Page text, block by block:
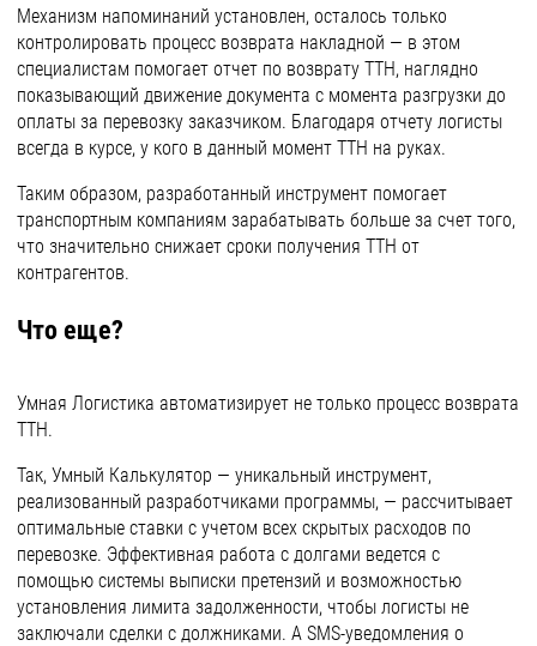
Механизм напоминаний установлен, осталось только
контролировать процесс возврата накладной — в этом
специалистам помогает отчет по возврату ТТН, наглядно
показывающий движение документа с момента разгрузки до
оплаты за перевозку заказчиком. Благодаря отчету логисты
всегда в курсе, у кого в данный момент ТТН на руках.
Таким образом, разработанный инструмент помогает
транспортным компаниям зарабатывать больше за счет того,
что значительно снижает сроки получения ТТН от
контрагентов.
Что еще?
Умная Логистика автоматизирует не только процесс возврата
ТТН.
Так, Умный Калькулятор — уникальный инструмент,
реализованный разработчиками программы, — рассчитывает
оптимальные ставки с учетом всех скрытых расходов по
перевозке. Эффективная работа с долгами ведется с
помощью системы выписки претензий и возможностью
установления лимита задолженности, чтобы логисты не
заключали сделки с должниками. А SMS-уведомления о